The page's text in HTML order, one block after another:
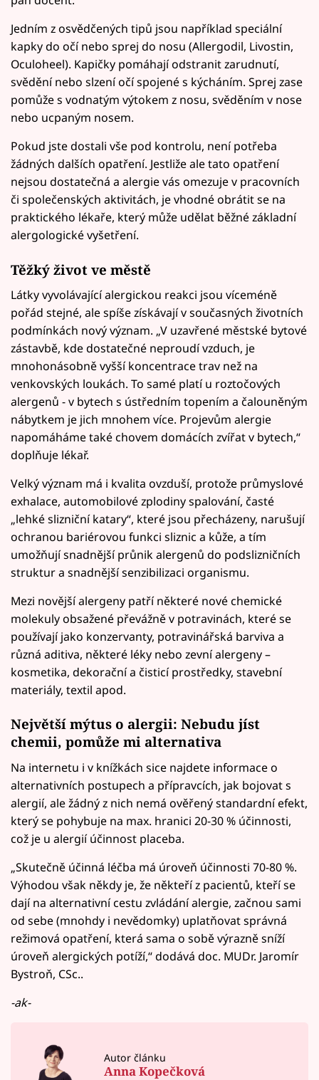
Jedním z osvědčených tipů jsou například speciální
kapky do očí nebo sprej do nosu (Allergodil, Livostin,
Oculoheel). Kapičky pomáhají odstranit zarudnutí,
svědění nebo slzení očí spojené s kýcháním. Sprej zase
pomůže s vodnatým výtokem z nosu, svěděním v nose
nebo ucpaným nosem.
Pokud jste dostali vše pod kontrolu, není potřeba
žádných dalších opatření. Jestliže ale tato opatření
nejsou dostatečná a alergie vás omezuje v pracovních
či společenských aktivitách, je vhodné obrátit se na
praktického lékaře, který může udělat běžné základní
alergologické vyšetření.
Těžký život ve městě
Látky vyvolávající alergickou reakci jsou víceméně
pořád stejné, ale spíše získávají v současných životních
podmínkách nový význam. „V uzavřené městské bytové
zástavbě, kde dostatečné neproudí vzduch, je
mnohonásobně vyšší koncentrace trav než na
venkovských loukách. To samé platí u roztočových
alergenů - v bytech s ústředním topením a čalouněným
nábytkem je jich mnohem více. Projevům alergie
napomáháme také chovem domácích zvířat v bytech,“
doplňuje lékař.
Velký význam má i kvalita ovzduší, protože průmyslové
exhalace, automobilové zplodiny spalování, časté
„lehké slizniční katary“, které jsou přecházeny, narušují
ochranou bariérovou funkci sliznic a kůže, a tím
umožňují snadnější průnik alergenů do podslizničních
struktur a snadnější senzibilizaci organismu.
Mezi novější alergeny patří některé nové chemické
molekuly obsažené převážně v potravinách, které se
používají jako konzervanty, potravinářská barviva a
různá aditiva, některé léky nebo zevní alergeny –
kosmetika, dekorační a čisticí prostředky, stavební
materiály, textil apod.
Největší mýtus o alergii: Nebudu jíst
chemii, pomůže mi alternativa
Na internetu i v knížkách sice najdete informace o
alternativních postupech a přípravcích, jak bojovat s
alergií, ale žádný z nich nemá ověřený standardní efekt,
který se pohybuje na max. hranici 20-30 % účinnosti,
což je u alergií účinnost placeba.
„Skutečně účinná léčba má úroveň účinnosti 70-80 %.
Výhodou však někdy je, že někteří z pacientů, kteří se
dají na alternativní cestu zvládání alergie, začnou sami
od sebe (mnohdy i nevědomky) uplatňovat správná
režimová opatření, která sama o sobě výrazně sníží
úroveň alergických potíží,“ dodává doc. MUDr. Jaromír
Bystroň, CSc..
-ak-
Autor článku
Anna Kopečková